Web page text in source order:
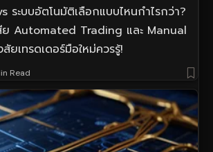
ระบบอัตโนมัติเลือกแบบไหนกำไรกว่า?
ย Automated Trading และ Manual
ยเทรดเดอร์มือใหม่ควรรู้!
Read